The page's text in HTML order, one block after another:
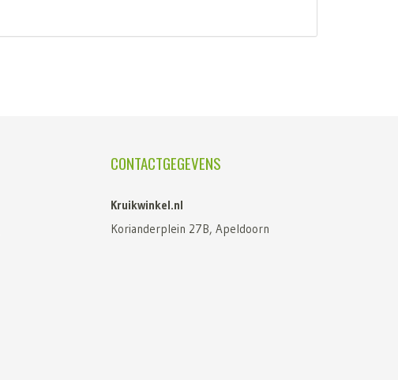
CONTACTGEGEVENS
Kruikwinkel.nl
Korianderplein 27B, Apeldoorn